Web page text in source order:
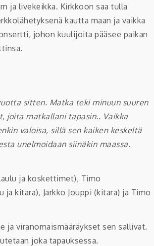
ja livekeikka. Kirkkoon saa tulla
kautta maan ja vaikka
johon kuulijoita pääsee paikan
sitten. Matka teki minuun suuren
joita matkallani tapasin.. Vaikka
valoisa, sillä sen kaiken keskeltä
unelmoidaan siinäkin maassa.
ja koskettimet), Timo
kitara), Jarkko Jouppi (kitara) ja Timo
viranomaismääräykset sen sallivat.
joka tapauksessa.